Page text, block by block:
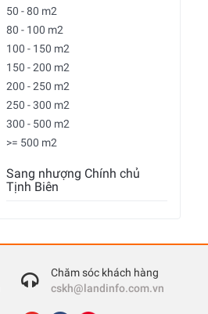
50 - 80 m2
80 - 100 m2
100 - 150 m2
150 - 200 m2
200 - 250 m2
250 - 300 m2
300 - 500 m2
>= 500 m2
Sang nhượng Chính chủ
Tịnh Biên
Chăm sóc khách hàng
cskh@landinfo.com.vn